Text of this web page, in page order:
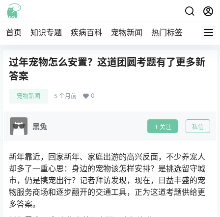
首页 知识专题 疾病百科 宠物新闻 热门标签 交流圈
过年宠物怎么安置？这道团圆考题有了更多新
答案
宠物新闻 5 个月前 0
黑兔 关注 私信
新年靠近，回家新年、家庭出游的高兴反面，不少养宠人
却多了一重心思：身边的宠物该怎样安排？是挑选留守城
市，仍是携宠出行？记者拜访发现，现在，日益丰盛的宠
物服务商场和逐步翻开的交通工具，正为这道考题供给更
多答案。